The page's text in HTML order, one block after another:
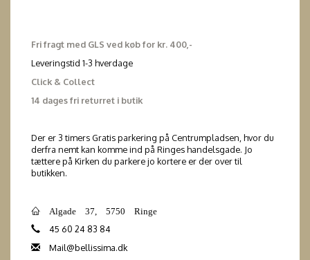
Fri fragt med GLS ved køb for kr. 400,-
Leveringstid 1-3 hverdage
Click & Collect
14 dages fri returret i butik
Der er 3 timers Gratis parkering på Centrumpladsen, hvor du
derfra nemt kan komme ind på Ringes handelsgade. Jo
tættere på Kirken du parkere jo kortere er der over til
butikken.
Algade 37, 5750 Ringe
45 60 24 83 84
Mail@bellissima.dk